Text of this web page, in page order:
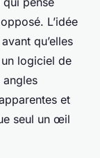
L’idée
avant qu’elles
logiciel de
et
seul un œil